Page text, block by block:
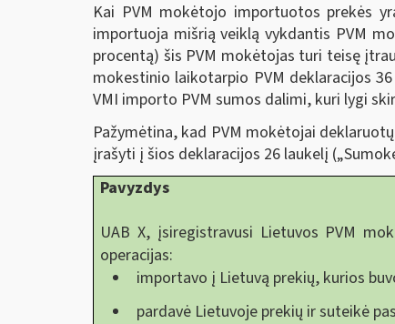
Kai PVM mokėtojo importuotos prekės
importuoja mišrią veiklą vykdantis PVM
procentą) šis PVM mokėtojas turi teisę
mokestinio laikotarpio PVM deklaracijos
VMI importo PVM sumos dalimi, kuri lygi
Pažymėtina, kad PVM mokėtojai
įrašyti į šios deklaracijos 26 laukelį
Pavyzdys
UAB X, įsiregistravusi Lietuvos PVM
operacijas:
importavo į Lietuvą prekių, kurios
pardavė Lietuvoje prekių ir suteikė